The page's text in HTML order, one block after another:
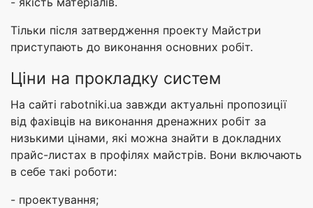
Тільки після затвердження проекту Майстри
приступають до виконання основних робіт.
Ціни на прокладку систем
На сайті rabotniki.ua завжди актуальні пропозиції
від фахівців на виконання дренажних робіт за
низькими цінами, які можна знайти в докладних
прайс-листах в профілях майстрів. Вони включають
в себе такі роботи:
- проектування;